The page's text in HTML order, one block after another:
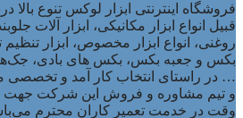
فروشگاه اینترنتی ابزار لوکس تنوع بالا
قبیل انواع ابزار مکانیکی، ابزار آلات
روغنی، انواع ابزار مخصوص، ابزار تنظیم
بکس و جعبه بکس، بکس های بادی،
… در راستای انتخاب کار آمد و تخصصی
و تیم مشاوره و فروش این شرکت جهت
وقت در خدمت تعمیر کاران محترم